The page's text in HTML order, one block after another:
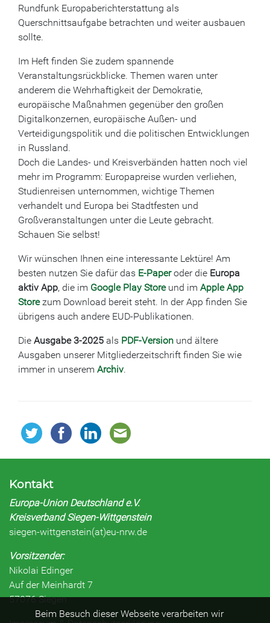
Rundfunk Europaberichterstattung als
Querschnittsaufgabe betrachten und weiter ausbauen
sollte.
Im Heft finden Sie zudem spannende
Veranstaltungsrückblicke. Themen waren unter
anderem die Wehrhaftigkeit der Demokratie,
europäische Maßnahmen gegenüber den großen
Digitalkonzernen, europäische Außen- und
Verteidigungspolitik und die politischen Entwicklungen
in Russland.
Doch die Landes- und Kreisverbänden hatten noch viel
mehr im Programm: Europapreise wurden verliehen,
Studienreisen unternommen, wichtige Themen
verhandelt und Europa bei Stadtfesten und
Großveranstaltungen unter die Leute gebracht.
Schauen Sie selbst!
Wir wünschen Ihnen eine interessante Lektüre! Am
besten nutzen Sie dafür das E-Paperoder die Europa
aktiv App, die im Google Play Storeund im Apple App
Storezum Download bereit steht. In der App finden Sie
übrigens auch andere EUD-Publikationen.
Die Ausgabe 3-2025 als PDF-Version und ältere
Ausgaben unserer Mitgliederzeitschrift finden Sie wie
immer in unserem Archiv.
Kontakt
Europa-Union Deutschland e.V.
Kreisverband Siegen-Wittgenstein
siegen-wittgenstein(at)eu-nrw.de
Vorsitzender:
Nikolai Edinger
Auf der Meinhardt 7
57076 Siegen
Beim Besuch dieser Webseite verarbeiten wir